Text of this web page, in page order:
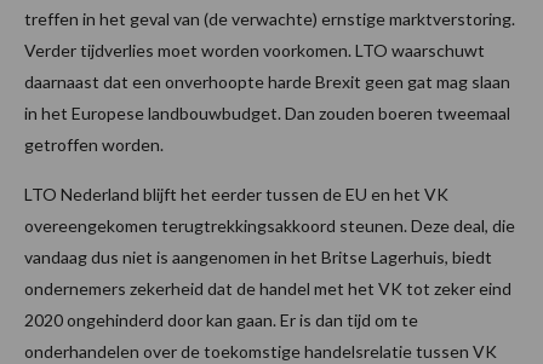
treffen in het geval van (de verwachte) ernstige marktverstoring.
Verder tijdverlies moet worden voorkomen. LTO waarschuwt
daarnaast dat een onverhoopte harde Brexit geen gat mag slaan
in het Europese landbouwbudget. Dan zouden boeren tweemaal
getroffen worden.
LTO Nederland blijft het eerder tussen de EU en het VK
overeengekomen terugtrekkingsakkoord steunen. Deze deal, die
vandaag dus niet is aangenomen in het Britse Lagerhuis, biedt
ondernemers zekerheid dat de handel met het VK tot zeker eind
2020 ongehinderd door kan gaan. Er is dan tijd om te
onderhandelen over de toekomstige handelsrelatie tussen VK